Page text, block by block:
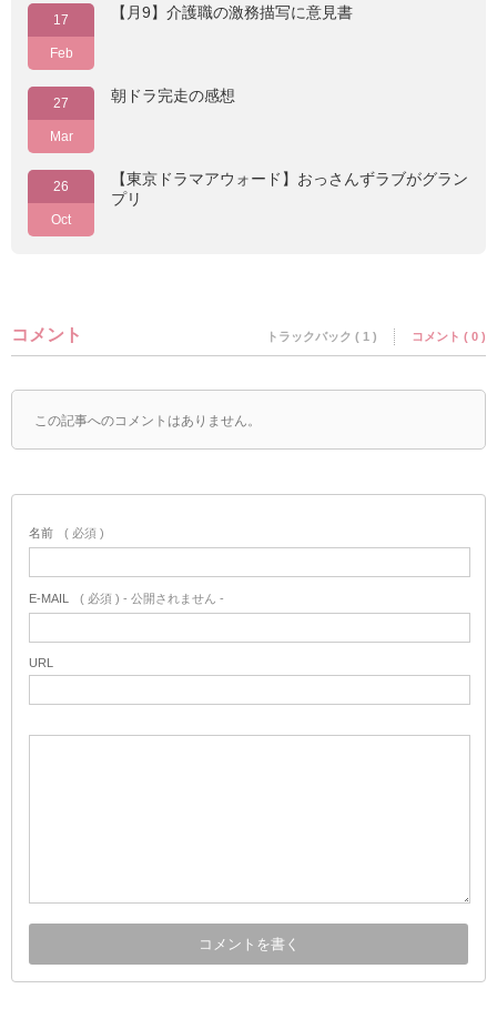
17
Feb
【月9】介護職の激務描写に意見書
27
Mar
朝ドラ完走の感想
26
Oct
【東京ドラマアウォード】おっさんずラブがグラン
プリ
コメント トラックバック ( 1 ) コメント ( 0 )
この記事へのコメントはありません。
名前 ( 必須 )
E-MAIL ( 必須 ) - 公開されません -
URL